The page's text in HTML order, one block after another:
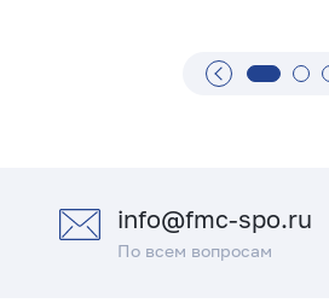
info@fmc-spo.ru
По всем вопросам